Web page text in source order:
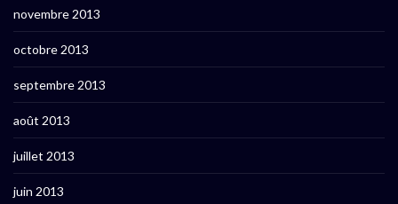
novembre 2013
octobre 2013
septembre 2013
août 2013
juillet 2013
juin 2013